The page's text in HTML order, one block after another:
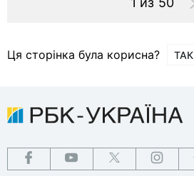
Ця сторінка була корисна? ТАК